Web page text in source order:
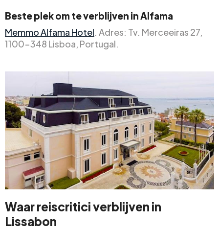
Beste plek om te verblijven in Alfama
Memmo Alfama Hotel. Adres: Tv. Merceeiras 27,
1100-348 Lisboa, Portugal.
Waar reiscritici verblijven in
Lissabon